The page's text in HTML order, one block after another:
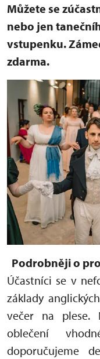
Můžete se
nebo jen
vstupenku.
zdarma.
Podrobněji o
Účastníci se v
základy
večer na plese.
oblečení
doporučujeme